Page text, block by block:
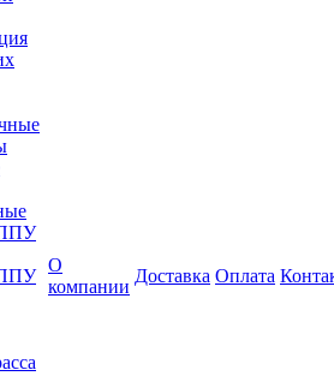
О
компании
Доставка Оплата